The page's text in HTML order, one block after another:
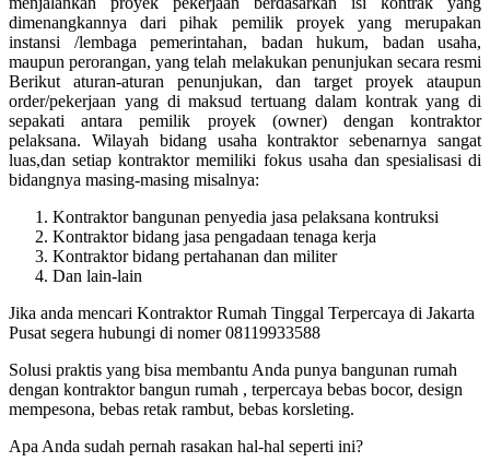
dimenangkannya dari pihak pemilik proyek yang merupakan
instansi /lembaga pemerintahan, badan hukum, badan usaha,
maupun perorangan, yang telah melakukan penunjukan secara resmi
Berikut aturan-aturan penunjukan, dan target proyek ataupun
order/pekerjaan yang di maksud tertuang dalam kontrak yang di
sepakati antara pemilik proyek (owner) dengan kontraktor
pelaksana. Wilayah bidang usaha kontraktor sebenarnya sangat
luas,dan setiap kontraktor memiliki fokus usaha dan spesialisasi di
bidangnya masing-masing misalnya:
Kontraktor bangunan penyedia jasa pelaksana kontruksi
Kontraktor bidang jasa pengadaan tenaga kerja
Kontraktor bidang pertahanan dan militer
Dan lain-lain
Jika anda mencari Kontraktor Rumah Tinggal Terpercaya di Jakarta
Pusat segera hubungi di nomer 08119933588
Solusi praktis yang bisa membantu Anda punya bangunan rumah
dengan kontraktor bangun rumah , terpercaya bebas bocor, design
mempesona, bebas retak rambut, bebas korsleting.
Apa Anda sudah pernah rasakan hal-hal seperti ini?